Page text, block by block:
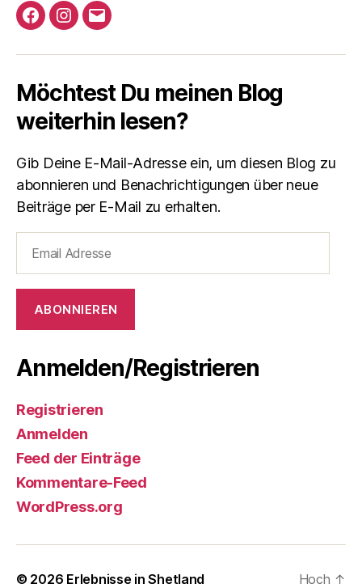
r
n
t
v
e
:
Facebook
Instagram
Email
Möchtest Du meinen Blog
weiterhin lesen?
Gib Deine E-Mail-Adresse ein, um diesen Blog zu
abonnieren und Benachrichtigungen über neue
Beiträge per E-Mail zu erhalten.
Adresse
ABONNIEREN
Anmelden/Registrieren
Registrieren
Anmelden
Feed der Einträge
Kommentare-Feed
WordPress.org
© 2026 Erlebnisse in Shetland Hoch ↑